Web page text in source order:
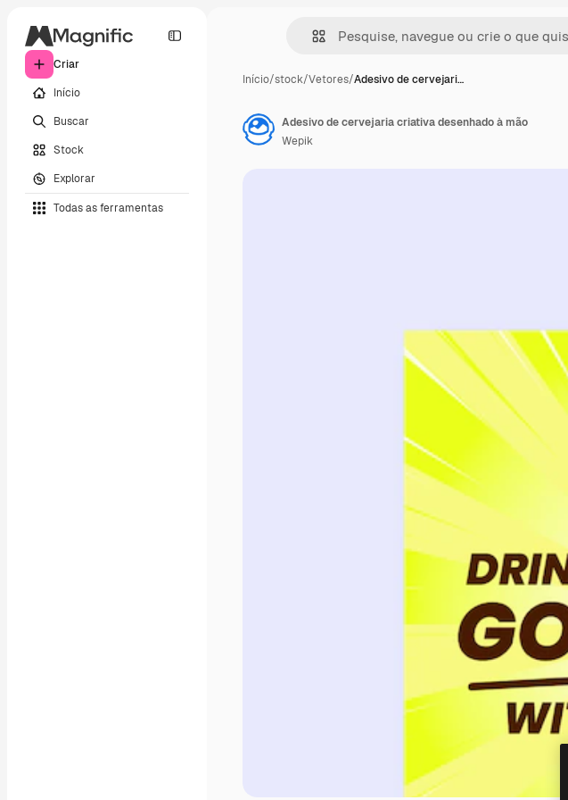
Criar
Início
Buscar
Stock
Explorar
Todas as ferramentas
Início/stock/Vetores/Adesivo de cervejari…
Adesivo de cervejaria criativa desenhado à mão
Wepik